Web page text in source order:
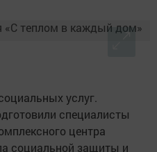
услуг.
специалисты
центра
социальной защиты и